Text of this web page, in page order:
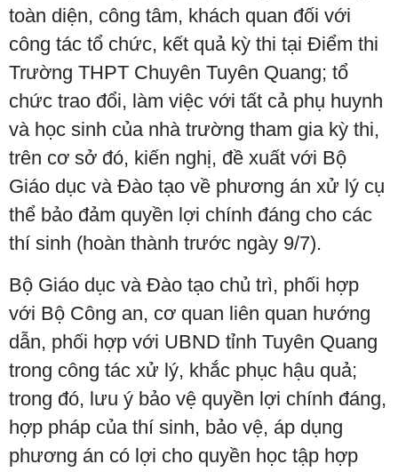
toàn diện, công tâm, khách quan đối với
công tác tổ chức, kết quả kỳ thi tại Điểm thi
Trường THPT Chuyên Tuyên Quang; tổ
chức trao đổi, làm việc với tất cả phụ huynh
và học sinh của nhà trường tham gia kỳ thi,
trên cơ sở đó, kiến nghị, đề xuất với Bộ
Giáo dục và Đào tạo về phương án xử lý cụ
thể bảo đảm quyền lợi chính đáng cho các
thí sinh (hoàn thành trước ngày 9/7).
Bộ Giáo dục và Đào tạo chủ trì, phối hợp
với Bộ Công an, cơ quan liên quan hướng
dẫn, phối hợp với UBND tỉnh Tuyên Quang
trong công tác xử lý, khắc phục hậu quả;
trong đó, lưu ý bảo vệ quyền lợi chính đáng,
hợp pháp của thí sinh, bảo vệ, áp dụng
phương án có lợi cho quyền học tập hợp